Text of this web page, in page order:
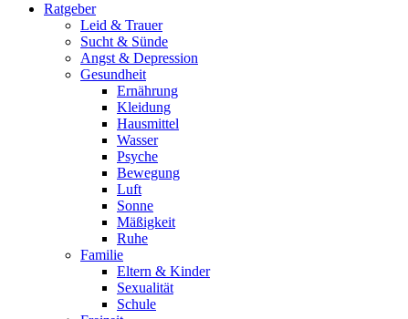
Ratgeber
Leid & Trauer
Sucht & Sünde
Angst & Depression
Gesundheit
Ernährung
Kleidung
Hausmittel
Wasser
Psyche
Bewegung
Luft
Sonne
Mäßigkeit
Ruhe
Familie
Eltern & Kinder
Sexualität
Schule